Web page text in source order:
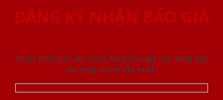
ĐĂNG KÝ NHẬN BÁO GIÁ
Nhập thông tin để nhận được báo giá mới nhât đầy
đủ nhất và chi tiết nhất.